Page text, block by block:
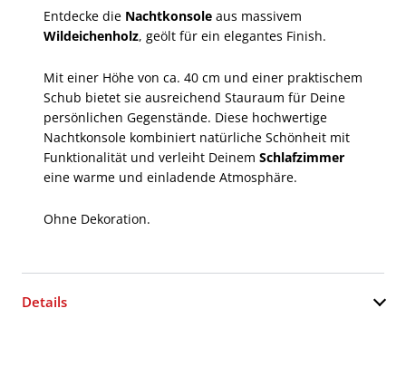
Entdecke die Nachtkonsole aus massivem
Wildeichenholz, geölt für ein elegantes Finish.
Mit einer Höhe von ca. 40 cm und einer praktischem
Schub bietet sie ausreichend Stauraum für Deine
persönlichen Gegenstände. Diese hochwertige
Nachtkonsole kombiniert natürliche Schönheit mit
Funktionalität und verleiht Deinem Schlafzimmer
eine warme und einladende Atmosphäre.
Ohne Dekoration.
Details